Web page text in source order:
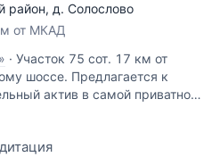
район, д. Солослово
от МКАД
· Участок 75 сот. 17 км от
шоссе. Предлагается к
актив в самой приватной
коттеджного поселка
сосны и абсолютное